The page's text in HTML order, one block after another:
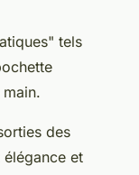
tels
des
élégance et